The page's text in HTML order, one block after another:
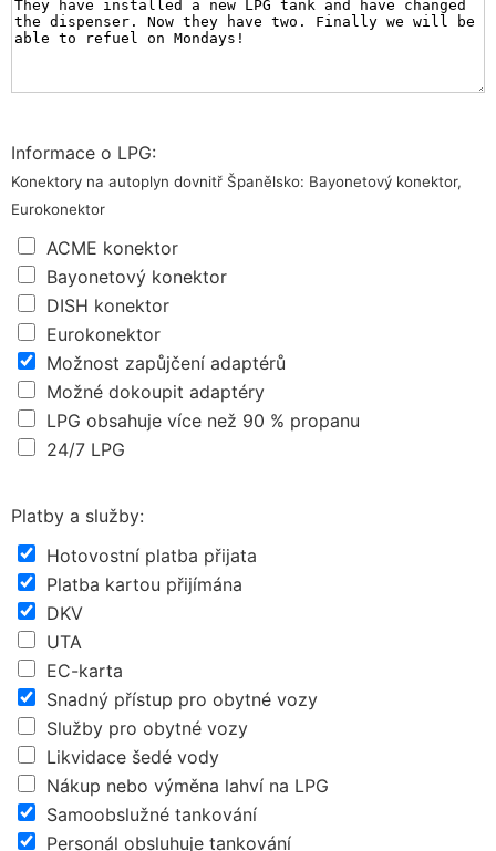
Informace o LPG:
Konektory na autoplyn dovnitř Španělsko: Bayonetový konektor,
Eurokonektor
ACME konektor
Bayonetový konektor
DISH konektor
Eurokonektor
Možnost zapůjčení adaptérů
Možné dokoupit adaptéry
LPG obsahuje více než 90 % propanu
24/7 LPG
Platby a služby:
Hotovostní platba přijata
Platba kartou přijímána
DKV
UTA
EC-karta
Snadný přístup pro obytné vozy
Služby pro obytné vozy
Likvidace šedé vody
Nákup nebo výměna lahví na LPG
Samoobslužné tankování
Personál obsluhuje tankování